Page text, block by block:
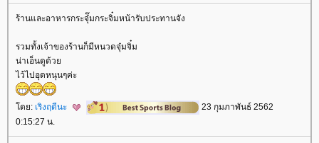
ร้านและอาหารกระจุ๋๊มกระจิ๋มหน้ารับประทานจัง
รวมทั้งเจ้าของร้านก็มีหนวดจุ๋มจิ๋ม
น่าเอ็นดูด้ว
ไว้ไปอุดหนุนๆค่ะ
ดย: เริงฤดีนะ
23 กุมภาพันธ์ 2562
0:15:27 น.